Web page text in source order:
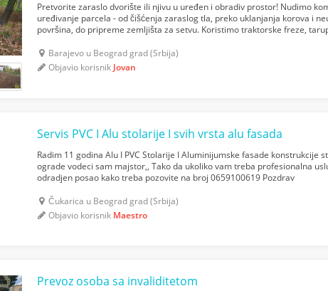
Pretvorite zaraslo dvorište ili njivu u uređen i obradiv prostor! Nudimo
uređivanje parcela - od čišćenja zaraslog tla, preko uklanjanja korova i
površina, do pripreme zemljišta za setvu. Koristimo traktorske freze,
Barajevo u Beograd grad (Srbija)
Objavio korisnik Jovan
Servis PVC I Alu stolarije I svih vrsta alu fasada
Radim 11 godina Alu I PVC Stolarije I Aluminijumske fasade konstrukcije
ograde vodeci sam majstor,, Tako da ukoliko vam treba profesionalna
odradjen posao kako treba pozovite na broj 0659100619 Pozdrav
Čukarica u Beograd grad (Srbija)
Objavio korisnik Maestro
Prevoz osoba sa invaliditetom